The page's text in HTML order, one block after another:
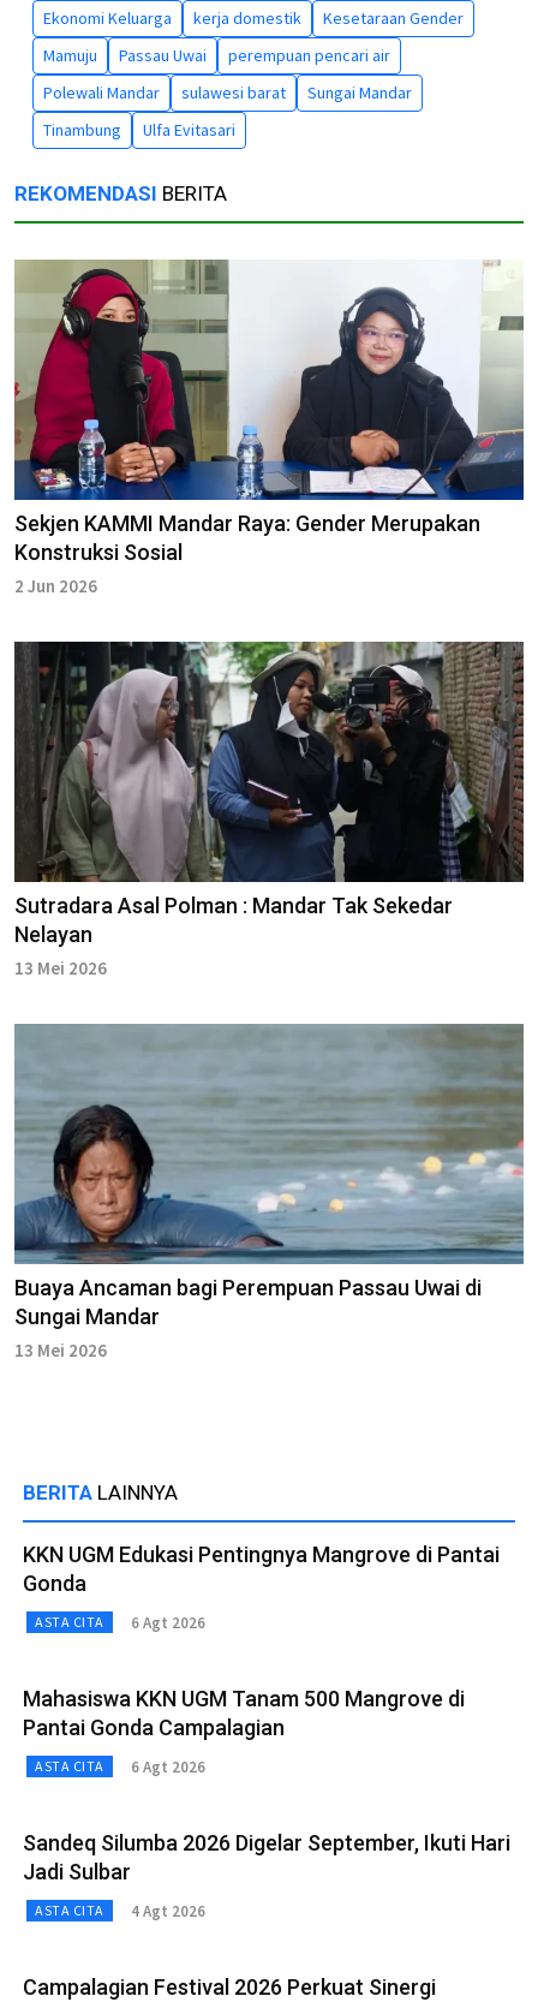
Ekonomi Keluarga kerja domestik
Kesetaraan Gender
Mamuju
Passau Uwai
perempuan pencari air
Polewali Mandar
sulawesi barat
Sungai Mandar
Tinambung
Ulfa Evitasari
REKOMENDASI BERITA
Sekjen KAMMI Mandar Raya: Gender Merupakan
Konstruksi Sosial
2 Jun 2026
Sutradara Asal Polman : Mandar Tak Sekedar
Nelayan
13 Mei 2026
Buaya Ancaman bagi Perempuan Passau Uwai di
Sungai Mandar
13 Mei 2026
BERITA LAINNYA
KKN UGM Edukasi Pentingnya Mangrove di Pantai
Gonda
ASTA CITA 6 Agt 2026
Mahasiswa KKN UGM Tanam 500 Mangrove di
Pantai Gonda Campalagian
ASTA CITA 6 Agt 2026
Sandeq Silumba 2026 Digelar September, Ikuti Hari
Jadi Sulbar
ASTA CITA 4 Agt 2026
Campalagian Festival 2026 Perkuat Sinergi